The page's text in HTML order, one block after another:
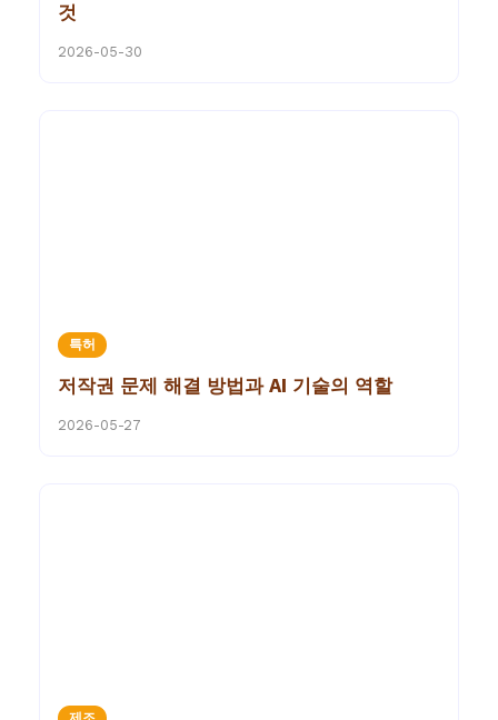
것
2026-05-30
특허
저작권 문제 해결 방법과 AI 기술의 역할
2026-05-27